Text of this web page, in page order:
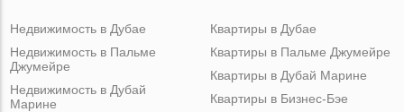
Недвижимость в Дубае
Недвижимость в Пальме
Джумейре
Недвижимость в Дубай
Марине
Квартиры в Дубае
Квартиры в Пальме Джумейре
Квартиры в Дубай Марине
Квартиры в Бизнес-Бэе